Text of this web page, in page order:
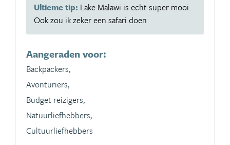
Ultieme tip: Lake Malawi is echt super mooi.
Ook zou ik zeker een safari doen
Aangeraden voor:
Backpackers,
Avonturiers,
Budget reizigers,
Natuurliefhebbers,
Cultuurliefhebbers